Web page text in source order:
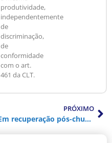
produtividade,
independentemente
de
discriminação,
de
conformidade
com o art.
461 da CLT.
PRÓXIMO
Em recuperação pós-chuvas, indústria gaúcha cresce 34,9% em junho